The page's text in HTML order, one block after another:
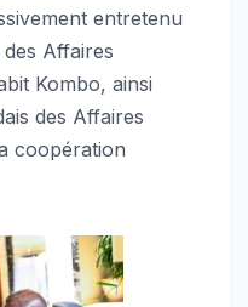
entretenu
Affaires
Kombo, ainsi
des Affaires
coopération